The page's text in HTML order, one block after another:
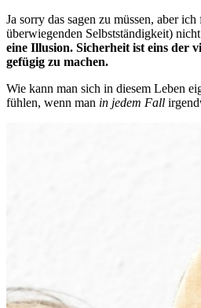
Ja sorry das sagen zu müssen, aber
überwiegenden Selbstständigkeit)
eine Illusion. Sicherheit ist eins der
gefügig zu machen.
Wie kann man sich in diesem Leben
fühlen, wenn man in jedem Fall